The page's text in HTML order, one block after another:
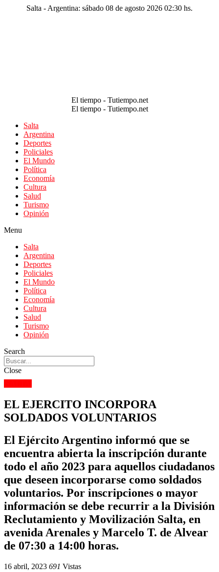
Salta - Argentina: sábado 08 de agosto 2026 02:30 hs.
El tiempo - Tutiempo.net
El tiempo - Tutiempo.net
Salta
Argentina
Deportes
Policiales
El Mundo
Política
Economía
Cultura
Salud
Turismo
Opinión
Menu
Salta
Argentina
Deportes
Policiales
El Mundo
Política
Economía
Cultura
Salud
Turismo
Opinión
Search
Close
EL EJERCITO INCORPORA
SOLDADOS VOLUNTARIOS
El Ejército Argentino informó que se
encuentra abierta la inscripción durante
todo el año 2023 para aquellos ciudadanos
que deseen incorporarse como soldados
voluntarios. Por inscripciones o mayor
información se debe recurrir a la División
Reclutamiento y Movilización Salta, en
avenida Arenales y Marcelo T. de Alvear
de 07:30 a 14:00 horas.
16 abril, 2023 691 Vistas